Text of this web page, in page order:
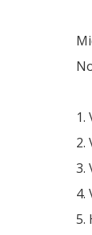
1.
2.
3.
4.
5.